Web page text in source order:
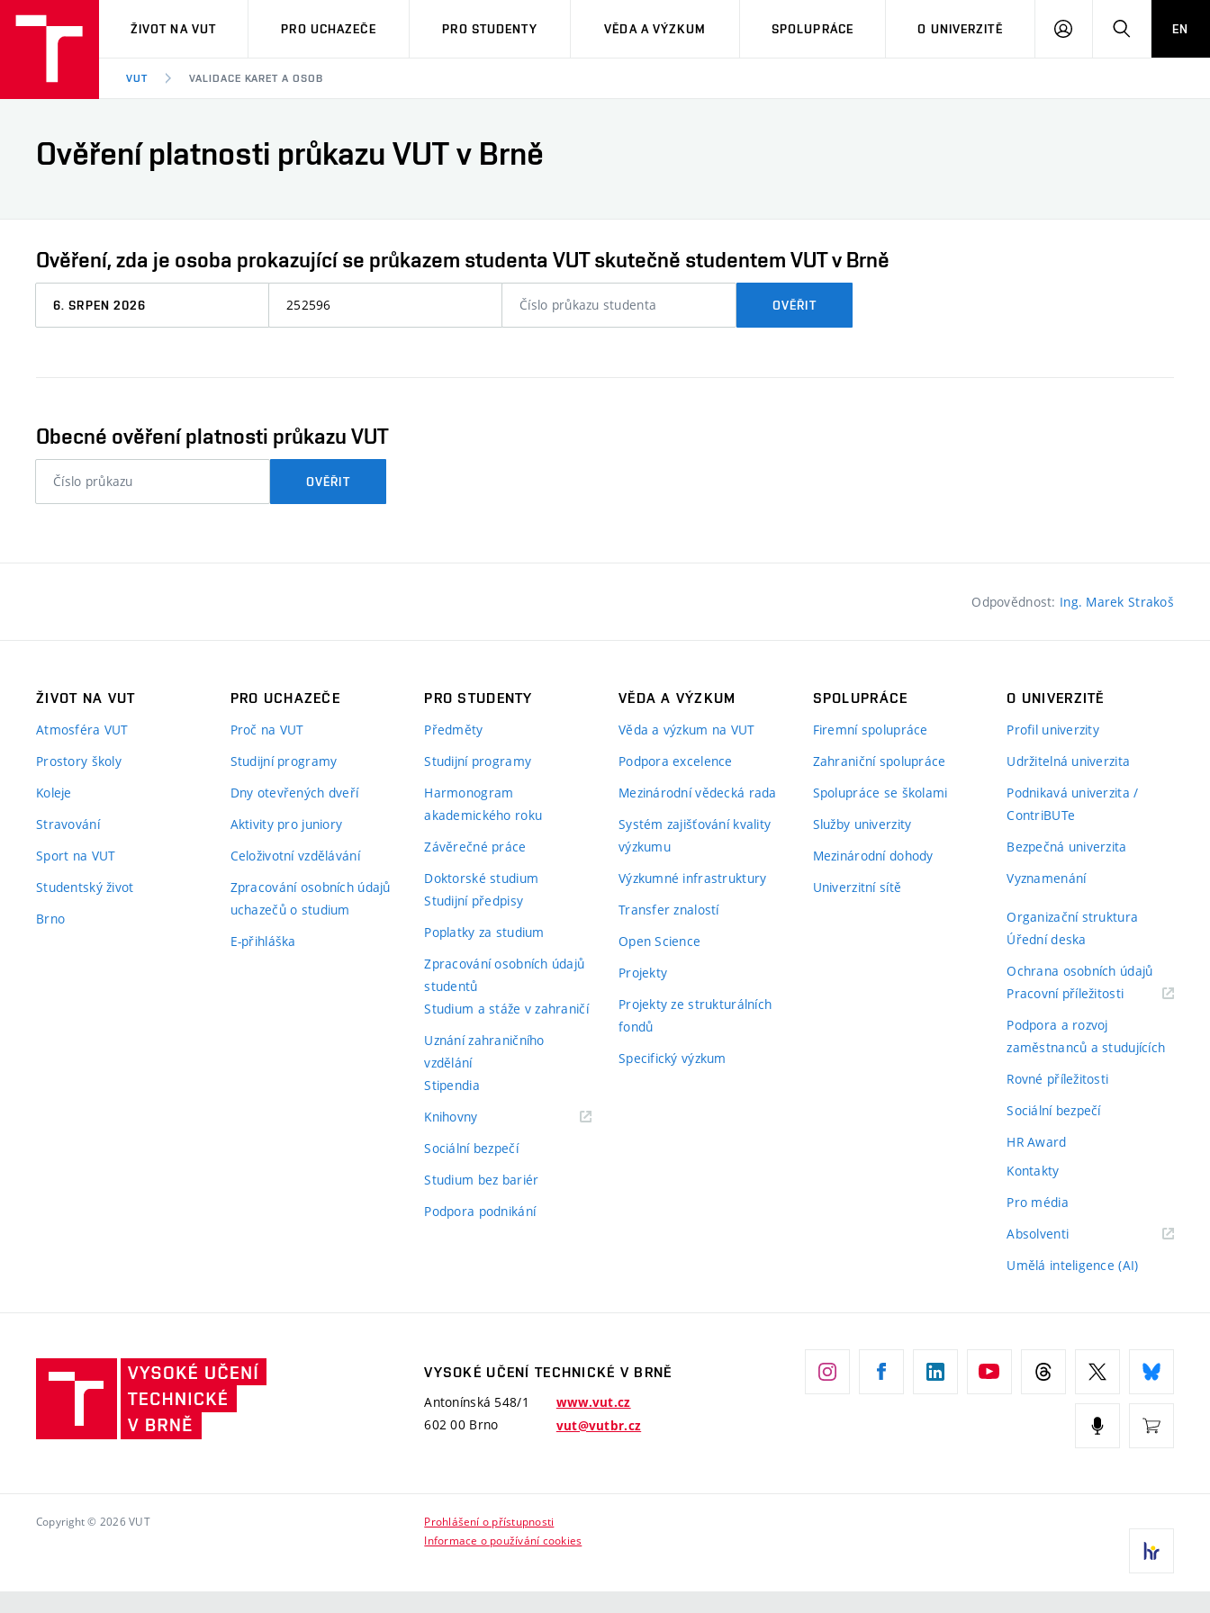
VUT
ŽIVOT NA VUT PRO UCHAZEČE PRO STUDENTY VĚDA A VÝZKUM SPOLUPRÁCE O UNIVERZITĚ
PŘIHLÁSIT HLEDATEN
VUT VALIDACE KARET A OSOB
Ověření platnosti průkazu VUT v Brně
Ověření, zda je osoba prokazující se průkazem studenta VUT skutečně studentem VUT v Brně
číslo
číslo
OVĚŘIT
Obecné ověření platnosti průkazu VUT
číslo
OVĚŘIT
Odpovědnost: Ing. Marek Strakoš
ŽIVOT NA VUT
Atmosféra VUT
Prostory školy
Koleje
Stravování
Sport na VUT
Studentský život
Brno
PRO UCHAZEČE
Proč na VUT
Studijní programy
Dny otevřených dveří
Aktivity pro juniory
Celoživotní vzdělávání
Zpracování osobních údajů
uchazečů o studium
E-přihláška
PRO STUDENTY
Předměty
Studijní programy
Harmonogram
akademického roku
Závěrečné práce
Doktorské studium
Studijní předpisy
Poplatky za studium
Zpracování osobních údajů
studentů
Studium a stáže v zahraničí
Uznání zahraničního
vzdělání
Stipendia
Knihovny(externí
Sociální bezpečí
Studium bez bariér
Podpora podnikání
VĚDA A VÝZKUM
Věda a výzkum na VUT
Podpora excelence
Mezinárodní vědecká rada
Systém zajišťování kvality
výzkumu
Výzkumné infrastruktury
Transfer znalostí
Open Science
Projekty
Projekty ze strukturálních
fondů
Specifický výzkum
SPOLUPRÁCE
Firemní spolupráce
Zahraniční spolupráce
Spolupráce se školami
Služby univerzity
Mezinárodní dohody
Univerzitní sítě
O UNIVERZITĚ
Profil univerzity
Udržitelná univerzita
Podnikavá univerzita /
ContriBUTe
Bezpečná univerzita
Vyznamenání
Organizační struktura
Úřední deska
Ochrana osobních údajů
Pracovní příležitosti(externí
Podpora a rozvoj
zaměstnanců a studujících
Rovné příležitosti
Sociální bezpečí
HR Award
Kontakty
Pro média
Absolventi(externí
Umělá inteligence (AI)
učení
VYSOKÉ UČENÍ TECHNICKÉ V BRNĚ
Antonínská 548/1
602 00 Brno
www.vut.cz
vut@vutbr.cz
Copyright © 2026 VUT
Prohlášení o přístupnosti
Informace o používání cookies